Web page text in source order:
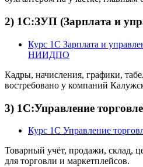
2) 1С:ЗУП (Зарплата и
Курс 1С Зарплата и
НИИДПО
Кадры, начисления, графики,
востребовано у компаний
3) 1С:Управление
Курс 1С Управление
Товарный учёт, продажи, склад,
для торговли и маркетплейсов.